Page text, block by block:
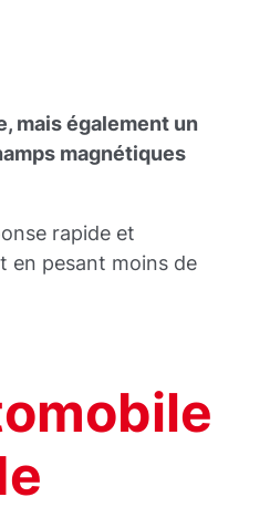
mais également un
magnétiques
rapide et
en pesant moins de